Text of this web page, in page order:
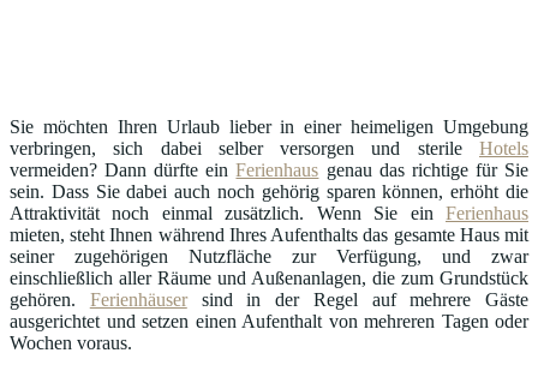
Sie möchten Ihren Urlaub lieber in einer heimeligen Umgebung
verbringen, sich dabei selber versorgen und sterile Hotels
vermeiden? Dann dürfte einFerienhaus genau das richtige für Sie
sein. Dass Sie dabei auch noch gehörig sparen können, erhöht die
Attraktivität noch einmal zusätzlich. Wenn Sie ein Ferienhaus
mieten, steht Ihnen während Ihres Aufenthalts das gesamte Haus mit
seiner zugehörigen Nutzfläche zur Verfügung, und zwar
einschließlich aller Räume und Außenanlagen, die zum Grundstück
gehören. Ferienhäusersind in der Regel auf mehrere Gäste
ausgerichtet und setzen einen Aufenthalt von mehreren Tagen oder
Wochen voraus.